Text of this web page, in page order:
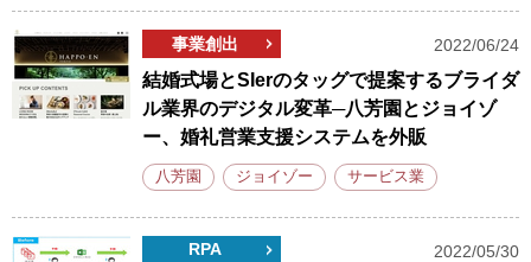
事業創出 2022/06/24
結婚式場とSIerのタッグで提案するブライダ
ル業界のデジタル変革─八芳園とジョイゾ
ー、婚礼営業支援システムを外販
八芳園 ジョイゾー サービス業
RPA 2022/05/30